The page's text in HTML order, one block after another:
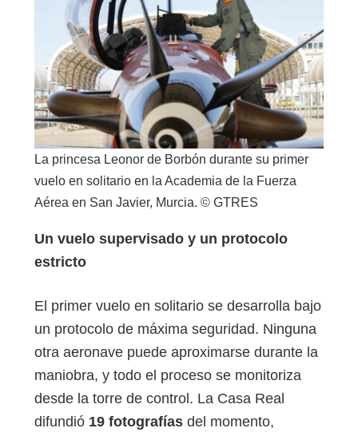
La princesa Leonor de Borbón durante su primer
vuelo en solitario en la Academia de la Fuerza
Aérea en San Javier, Murcia. © GTRES
Un vuelo supervisado y un protocolo
estricto
El primer vuelo en solitario se desarrolla bajo
un protocolo de máxima seguridad. Ninguna
otra aeronave puede aproximarse durante la
maniobra, y todo el proceso se monitoriza
desde la torre de control. La Casa Real
difundió 19 fotografías del momento,